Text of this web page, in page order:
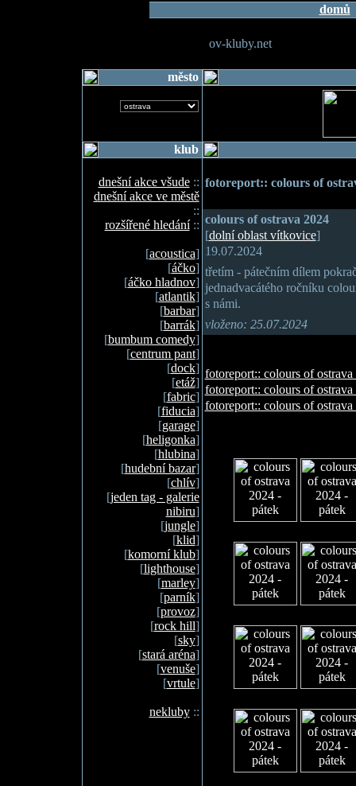
domů
ov-kluby.net
město
klub
dnešní akce všude::
dnešní akce ve městě
::
rozšířené hledání::
[acoustica]
[áčko]
[áčko hladnov]
[atlantik]
[barbar]
[barrák]
[bumbum comedy]
[centrum pant]
[dock]
[etáž]
[fabric]
[fiducia]
[garage]
[heligonka]
[hlubina]
[hudební bazar]
[chlív]
[jeden tag - galerie
nibiru]
[jungle]
[klid]
[komorní klub]
[lighthouse]
[marley]
[parník]
[provoz]
[rock hill]
[sky]
[stará aréna]
[venuše]
[vrtule]
nekluby::
fotoreport:: colours of
colours of ostrava 2024
[dolní oblast vítkovice]
19.07.2024
třetím - pátečním dílem
jednadvacátého ročníku
s námi.
vloženo: 25.07.2024
fotoreport:: colours of ostrava
fotoreport:: colours of
fotoreport:: colours of ostrava